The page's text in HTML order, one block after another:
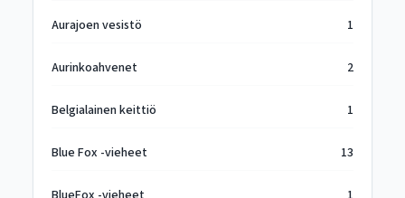
Aurajoen vesistö 1
Aurinkoahvenet 2
Belgialainen keittiö 1
Blue Fox -vieheet 13